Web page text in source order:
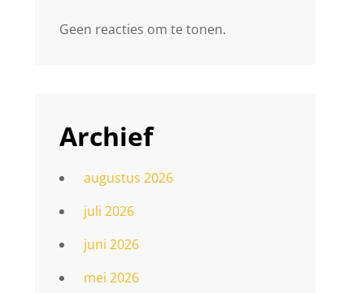
Geen reacties om te tonen.
Archief
augustus 2026
juli 2026
juni 2026
mei 2026